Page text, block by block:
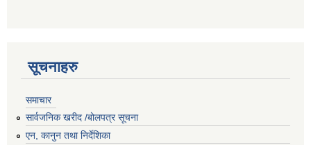
सूचनाहरु
समाचार
सार्वजनिक खरीद /बोलपत्र सूचना
एन, कानुन तथा निर्देशिका